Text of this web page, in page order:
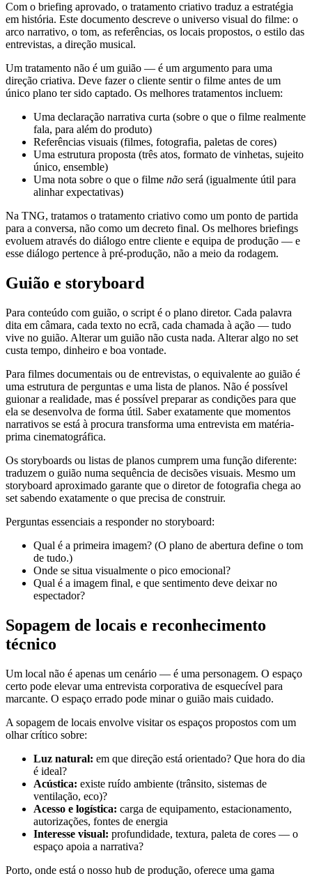
Com o briefing aprovado, o tratamento criativo traduz a estratégia
em história. Este documento descreve o universo visual do filme: o
arco narrativo, o tom, as referências, os locais propostos, o estilo das
entrevistas, a direção musical.
Um tratamento não é um guião — é um argumento para uma
direção criativa. Deve fazer o cliente sentir o filme antes de um
único plano ter sido captado. Os melhores tratamentos incluem:
Uma declaração narrativa curta (sobre o que o filme realmente
fala, para além do produto)
Referências visuais (filmes, fotografia, paletas de cores)
Uma estrutura proposta (três atos, formato de vinhetas, sujeito
único, ensemble)
Uma nota sobre o que o filme não será (igualmente útil para
alinhar expectativas)
Na TNG, tratamos o tratamento criativo como um ponto de partida
para a conversa, não como um decreto final. Os melhores briefings
evoluem através do diálogo entre cliente e equipa de produção — e
esse diálogo pertence à pré-produção, não a meio da rodagem.
Guião e storyboard
Para conteúdo com guião, o script é o plano diretor. Cada palavra
dita em câmara, cada texto no ecrã, cada chamada à ação — tudo
vive no guião. Alterar um guião não custa nada. Alterar algo no set
custa tempo, dinheiro e boa vontade.
Para filmes documentais ou de entrevistas, o equivalente ao guião é
uma estrutura de perguntas e uma lista de planos. Não é possível
guionar a realidade, mas é possível preparar as condições para que
ela se desenvolva de forma útil. Saber exatamente que momentos
narrativos se está à procura transforma uma entrevista em matéria-
prima cinematográfica.
Os storyboards ou listas de planos cumprem uma função diferente:
traduzem o guião numa sequência de decisões visuais. Mesmo um
storyboard aproximado garante que o diretor de fotografia chega ao
set sabendo exatamente o que precisa de construir.
Perguntas essenciais a responder no storyboard:
Qual é a primeira imagem? (O plano de abertura define o tom
de tudo.)
Onde se situa visualmente o pico emocional?
Qual é a imagem final, e que sentimento deve deixar no
espectador?
Sopagem de locais e reconhecimento
técnico
Um local não é apenas um cenário — é uma personagem. O espaço
certo pode elevar uma entrevista corporativa de esquecível para
marcante. O espaço errado pode minar o guião mais cuidado.
A sopagem de locais envolve visitar os espaços propostos com um
olhar crítico sobre:
Luz natural: em que direção está orientado? Que hora do dia
é ideal?
Acústica: existe ruído ambiente (trânsito, sistemas de
ventilação, eco)?
Acesso e logística: carga de equipamento, estacionamento,
autorizações, fontes de energia
Interesse visual: profundidade, textura, paleta de cores — o
espaço apoia a narrativa?
Porto, onde está o nosso hub de produção, oferece uma gama